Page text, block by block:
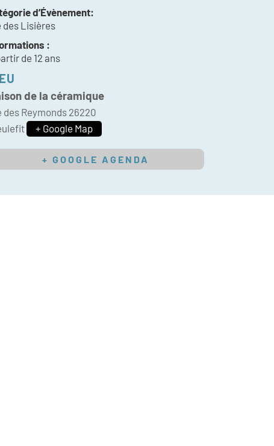
d’Évènement:
des Lisières
:
de 12 ans
de la céramique
des Reymonds 26220
+ Google Map
+ GOOGLE AGENDA